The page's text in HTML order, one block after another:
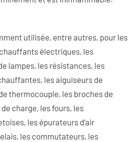
utilisée, entre autres, pour les
électriques, les
lampes, les résistances, les
les aiguiseurs de
thermocouple, les broches de
charge, les fours, les
les épurateurs d’air
les commutateurs, les